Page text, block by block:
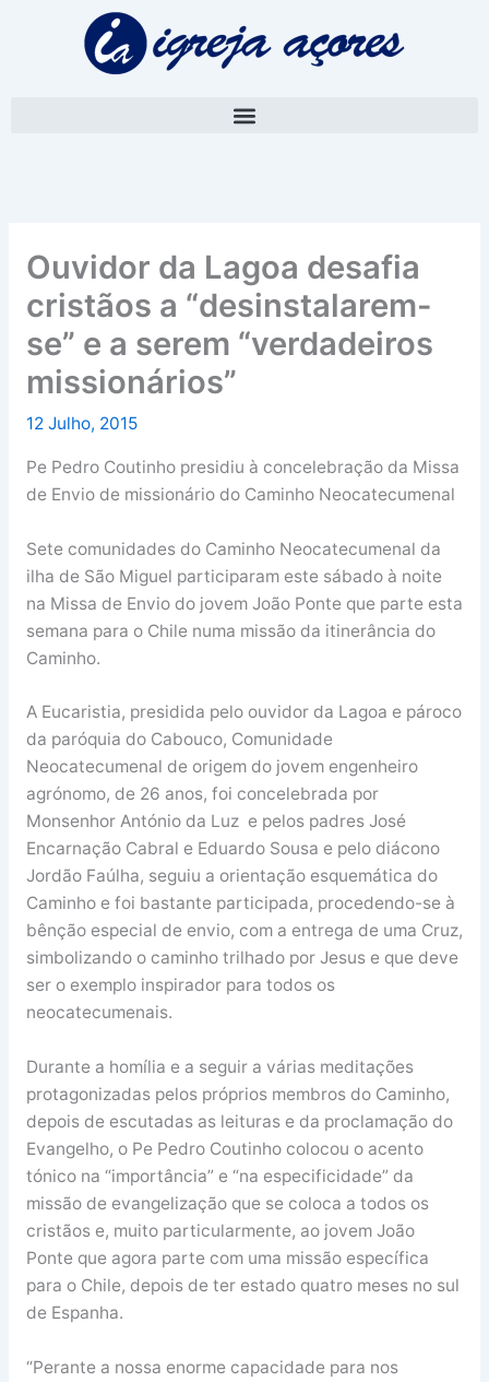
Ouvidor da Lagoa desafia
cristãos a “desinstalarem-
se” e a serem “verdadeiros
missionários”
12 Julho, 2015
Pe Pedro Coutinho presidiu à concelebração da Missa
de Envio de missionário do Caminho Neocatecumenal
Sete comunidades do Caminho Neocatecumenal da
ilha de São Miguel participaram este sábado à noite
na Missa de Envio do jovem João Ponte que parte esta
semana para o Chile numa missão da itinerância do
Caminho.
A Eucaristia, presidida pelo ouvidor da Lagoa e pároco
da paróquia do Cabouco, Comunidade
Neocatecumenal de origem do jovem engenheiro
agrónomo, de 26 anos, foi concelebrada por
Monsenhor António da Luz e pelos padres José
Encarnação Cabral e Eduardo Sousa e pelo diácono
Jordão Faúlha, seguiu a orientação esquemática do
Caminho e foi bastante participada, procedendo-se à
bênção especial de envio, com a entrega de uma Cruz,
simbolizando o caminho trilhado por Jesus e que deve
ser o exemplo inspirador para todos os
neocatecumenais.
Durante a homília e a seguir a várias meditações
protagonizadas pelos próprios membros do Caminho,
depois de escutadas as leituras e da proclamação do
Evangelho, o Pe Pedro Coutinho colocou o acento
tónico na “importância” e “na especificidade” da
missão de evangelização que se coloca a todos os
cristãos e, muito particularmente, ao jovem João
Ponte que agora parte com uma missão específica
para o Chile, depois de ter estado quatro meses no sul
de Espanha.
“Perante a nossa enorme capacidade para nos